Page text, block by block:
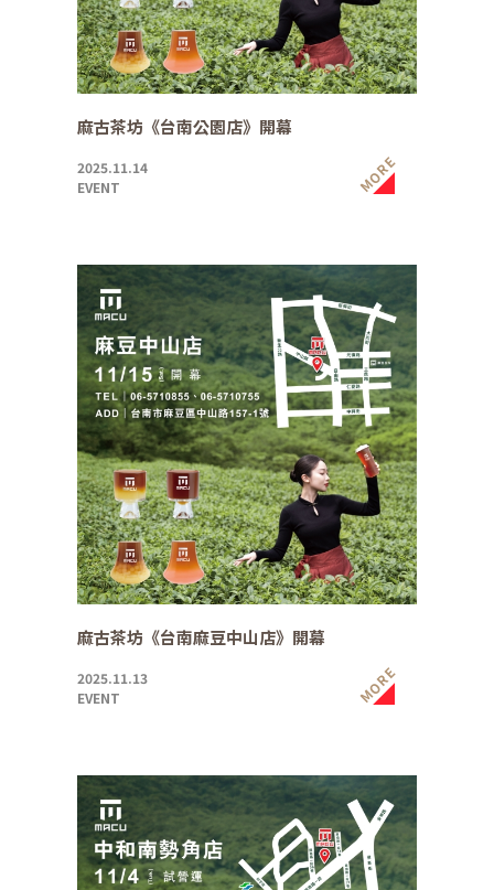
麻古茶坊《台南公園店》開幕
2025.11.14
EVENT
MORE
麻古茶坊《台南麻豆中山店》開幕
2025.11.13
EVENT
MORE